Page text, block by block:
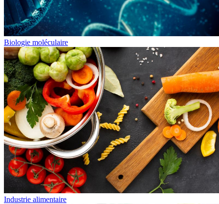
Biologie moléculaire
Industrie alimentaire